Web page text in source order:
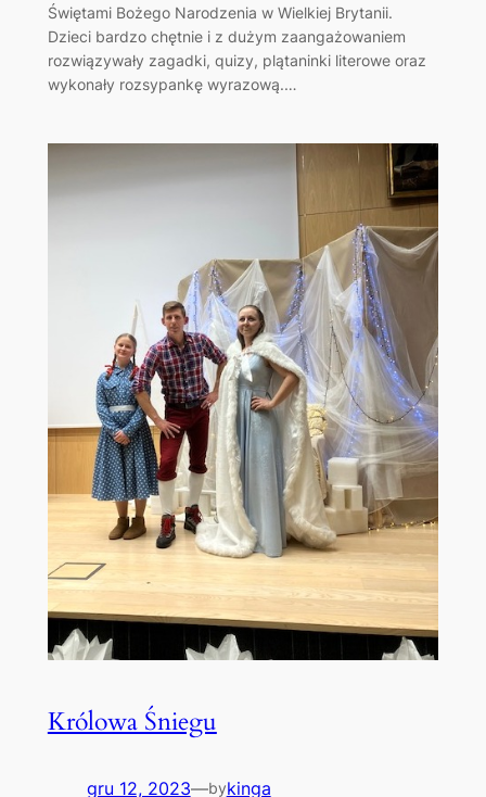
Świętami Bożego Narodzenia w Wielkiej Brytanii.
Dzieci bardzo chętnie i z dużym zaangażowaniem
rozwiązywały zagadki, quizy, plątaninki literowe oraz
wykonały rozsypankę wyrazową.…
Królowa Śniegu
gru 12, 2023—bykinga